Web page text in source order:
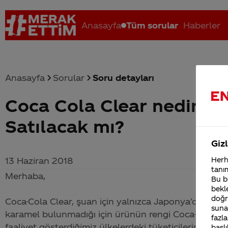
Anasayfa Tüm sorular Haberler
Coca-Cola nerenin malı? Coca cola İsrail malı mı Yani ...
Anasayfa Sorular Soru detayları
Coca Cola Clear nedir?
Satılacak mı?
13 Haziran 2018
Merhaba,
Coca-Cola Clear, şuan için yalnızca Japonya’da
karamel bulunmadığı için ürünün rengi Coca-Cola
Bu